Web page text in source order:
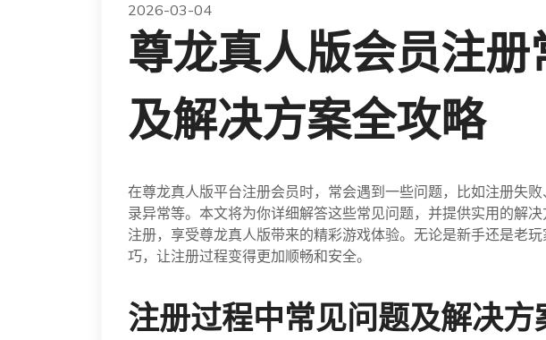
2026-03-04
尊龙真人版会员注册
及解决方案全攻略
在尊龙真人版平台注册会员时，常会遇到一些问题，比如注册失
录异常等。本文将为你详细解答这些常见问题，并提供实用的解
注册，享受尊龙真人版带来的精彩游戏体验。无论是新手还是老
巧，让注册过程变得更加顺畅和安全。
注册过程中常见问题及解决方